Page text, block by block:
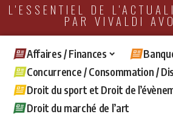
L'ESSENTIEL DE
PAR VIVALDI
Affaires / Finances
Concurrence / Consommation /
Droit du sport et Droit de
Droit du marché de l’art